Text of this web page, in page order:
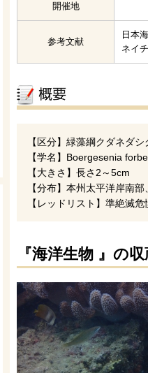
開催地
参考文献
日本
ネイ
【区分】緑藻綱クダネダ
【学名】Boergesenia
【大きさ】長さ2～5cm
【分布】本州太平洋岸南
【レッドリスト】準絶滅
『海洋生物 』の